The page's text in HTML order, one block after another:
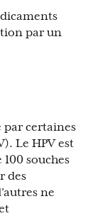
par un
par certaines
Le HPV est
souches
des
ne